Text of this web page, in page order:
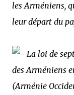
les Arméniens,
leur départ du
La loi de
des Arméniens
(Arménie